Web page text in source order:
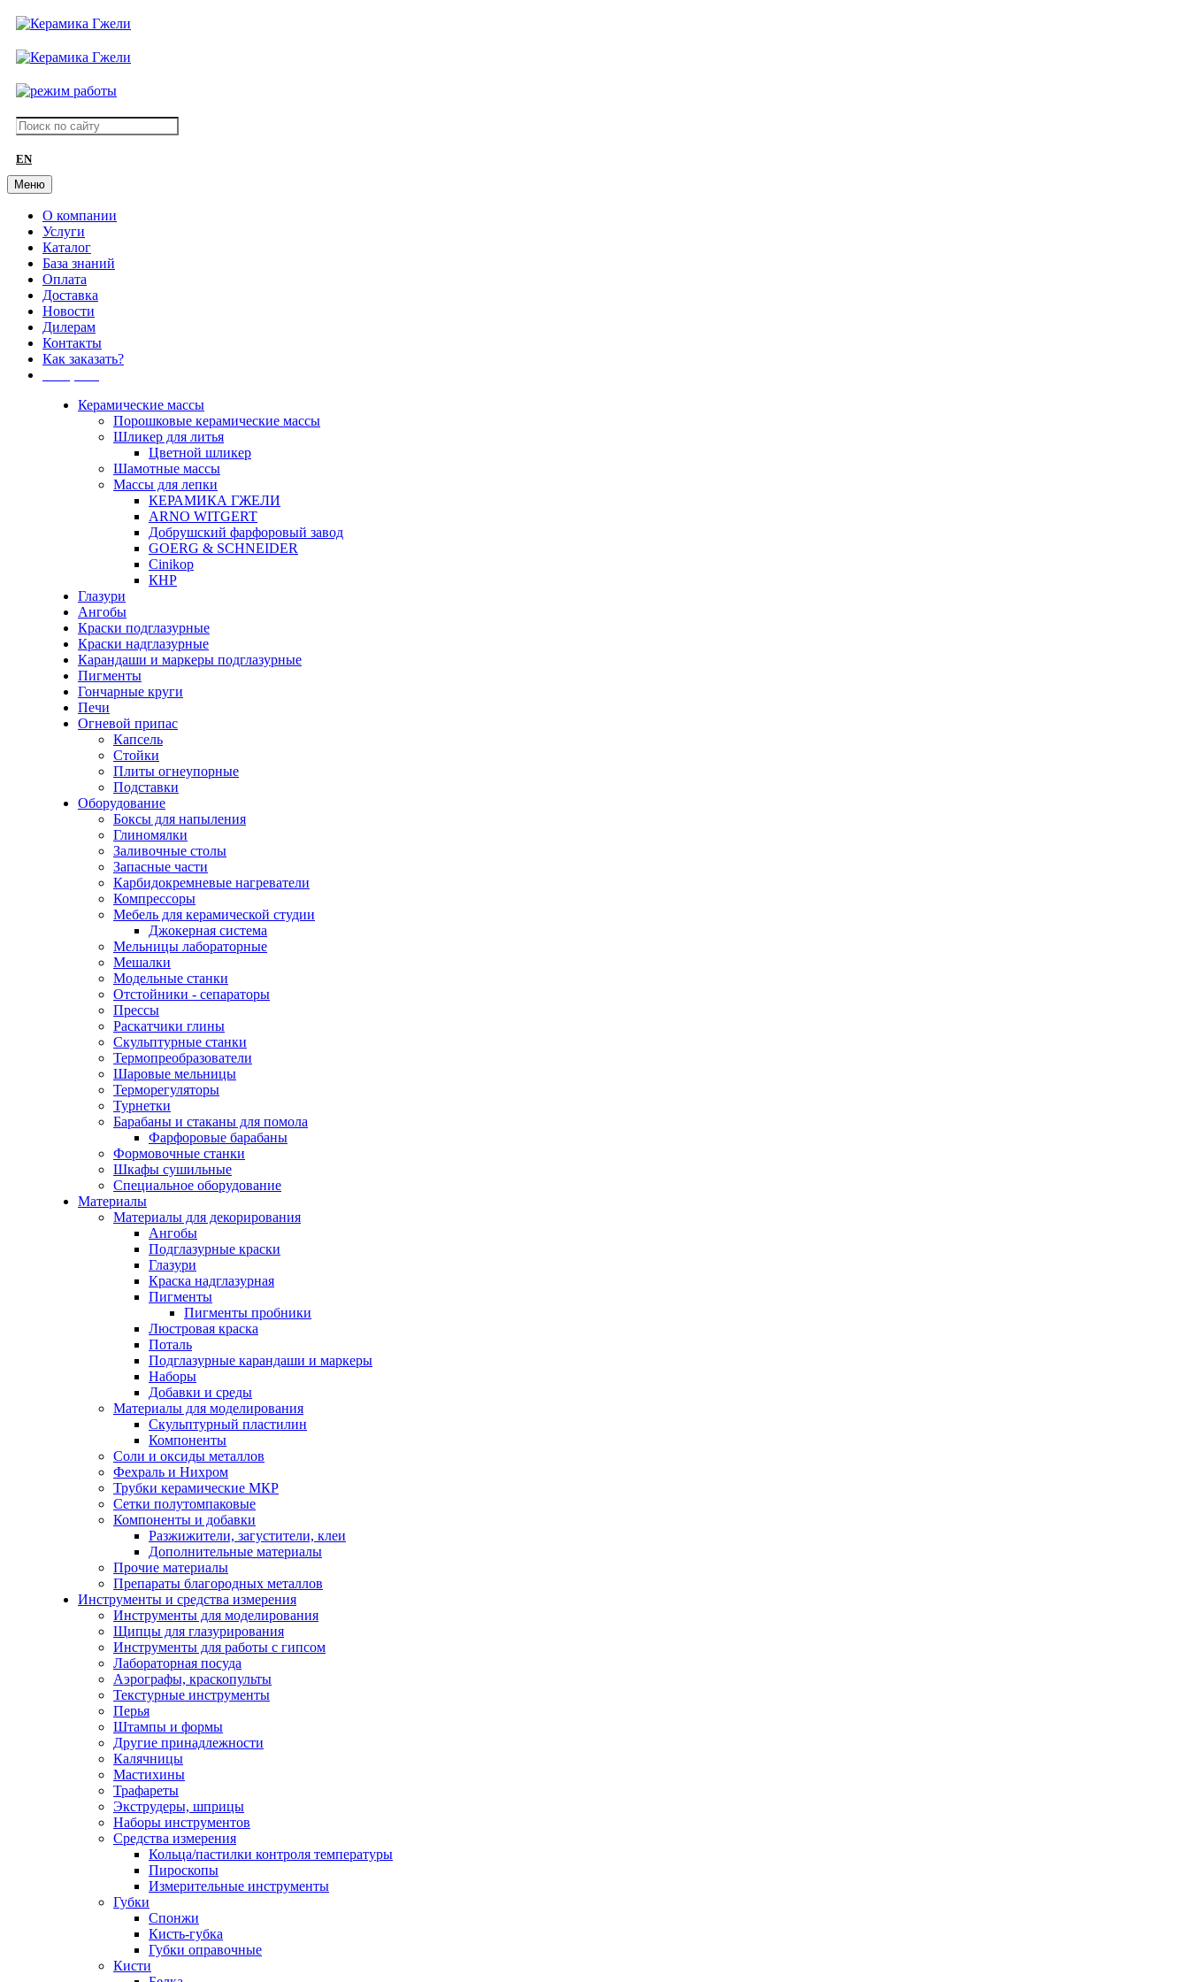
EN
Меню
О компании
Услуги
Каталог
База знаний
Оплата
Доставка
Новости
Дилерам
Контакты
Как заказать?
Керамические массы
Порошковые керамические массы
Шликер для литья
Цветной шликер
Шамотные массы
Массы для лепки
КЕРАМИКА ГЖЕЛИ
ARNO WITGERT
Добрушский фарфоровый завод
GOERG & SCHNEIDER
Cinikop
КНР
Глазури
Ангобы
Краски подглазурные
Краски надглазурные
Карандаши и маркеры подглазурные
Пигменты
Гончарные круги
Печи
Огневой припас
Капсель
Стойки
Плиты огнеупорные
Подставки
Оборудование
Боксы для напыления
Глиномялки
Заливочные столы
Запасные части
Карбидокремневые нагреватели
Компрессоры
Мебель для керамической студии
Джокерная система
Мельницы лабораторные
Мешалки
Модельные станки
Отстойники - сепараторы
Прессы
Раскатчики глины
Скульптурные станки
Термопреобразователи
Шаровые мельницы
Терморегуляторы
Турнетки
Барабаны и стаканы для помола
Фарфоровые барабаны
Формовочные станки
Шкафы сушильные
Специальное оборудование
Материалы
Материалы для декорирования
Ангобы
Подглазурные краски
Глазури
Краска надглазурная
Пигменты
Пигменты пробники
Люстровая краска
Поталь
Подглазурные карандаши и маркеры
Наборы
Добавки и среды
Материалы для моделирования
Скульптурный пластилин
Компоненты
Соли и оксиды металлов
Фехраль и Нихром
Трубки керамические МКР
Сетки полутомпаковые
Компоненты и добавки
Разжижители, загустители, клеи
Дополнительные материалы
Прочие материалы
Препараты благородных металлов
Инструменты и средства измерения
Инструменты для моделирования
Щипцы для глазурирования
Инструменты для работы с гипсом
Лабораторная посуда
Аэрографы, краскопульты
Текстурные инструменты
Перья
Штампы и формы
Другие принадлежности
Калячницы
Мастихины
Трафареты
Экструдеры, шприцы
Наборы инструментов
Средства измерения
Кольца/пастилки контроля температуры
Пироскопы
Измерительные инструменты
Губки
Спонжи
Кисть-губка
Губки оправочные
Кисти